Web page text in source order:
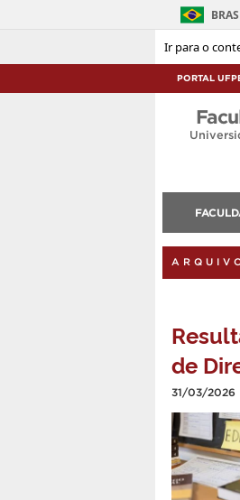
Ir para o
PORTAL
de
31/03/2026